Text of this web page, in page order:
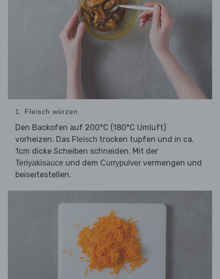
1. Fleisch würzen
Den Backofen auf 200°C (180°C Umluft)
vorheizen. Das Fleisch trocken tupfen und in ca.
1cm dicke Scheiben schneiden. Mit der
Teriyakisauce und dem Currypulver vermengen und
beiseitestellen.